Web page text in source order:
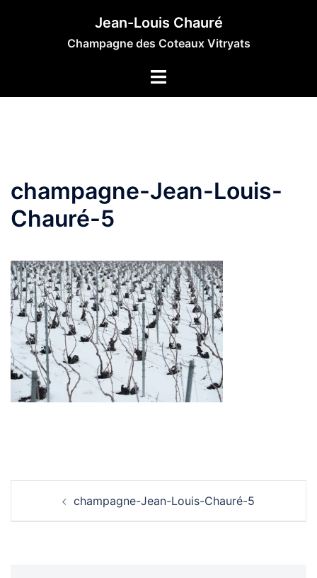
Jean-Louis Chauré
Champagne des Coteaux Vitryats
champagne-Jean-Louis-
Chauré-5
d’articlechampagne-Jean-Louis-Chauré-5